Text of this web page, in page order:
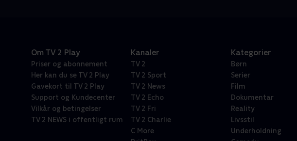
Om TV 2 Play
Priser og abonnement
Her kan du se TV 2 Play
Gavekort til TV 2 Play
Support og Kundecenter
Vilkår og betingelser
TV 2 NEWS i offentligt rum
Kanaler
TV 2
TV 2 Sport
TV 2 News
TV 2 Echo
TV 2 Fri
TV 2 Charlie
C More
Kategorier
Børn
Serier
Film
Dokumentar
Reality
Livsstil
Underholdning